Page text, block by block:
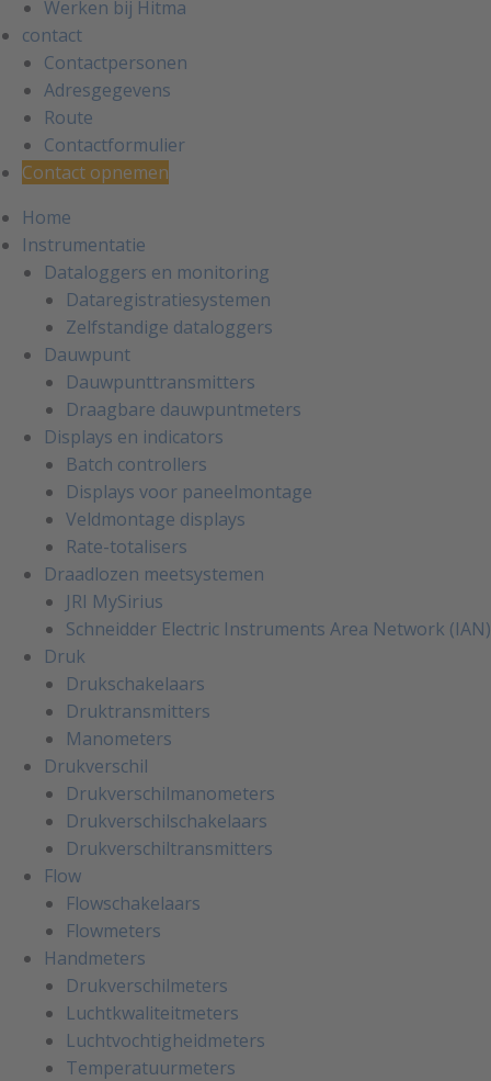
Werken bij Hitma
contact
Contactpersonen
Adresgegevens
Route
Contactformulier
Contact opnemen
Home
Instrumentatie
Dataloggers en monitoring
Dataregistratiesystemen
Zelfstandige dataloggers
Dauwpunt
Dauwpunttransmitters
Draagbare dauwpuntmeters
Displays en indicators
Batch controllers
Displays voor paneelmontage
Veldmontage displays
Rate-totalisers
Draadlozen meetsystemen
JRI MySirius
Schneidder Electric Instruments Area Network (IAN)
Druk
Drukschakelaars
Druktransmitters
Manometers
Drukverschil
Drukverschilmanometers
Drukverschilschakelaars
Drukverschiltransmitters
Flow
Flowschakelaars
Flowmeters
Handmeters
Drukverschilmeters
Luchtkwaliteitmeters
Luchtvochtigheidmeters
Temperatuurmeters